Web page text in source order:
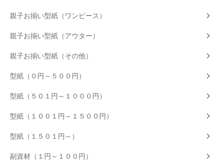
親子お揃い型紙（ワンピース）
親子お揃い型紙（アウター）
親子お揃い型紙（その他）
型紙（０円～５００円）
型紙（５０１円～１０００円）
型紙（１００１円～１５００円）
型紙（１５０１円～）
副資材（１円～１００円）